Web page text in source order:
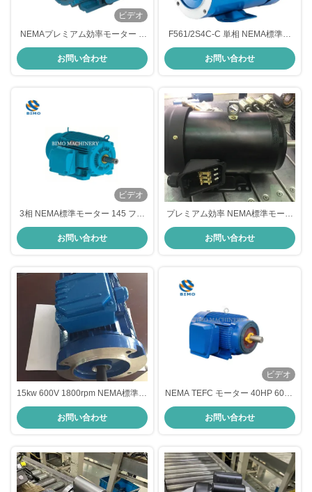
ビデオ
NEMAプレミアム効率モーター 2
ポール 4ポール 6ポール 50HP AC
3相モーター
お問い合わせ
F561/2S4C-C 単相 NEMA標準モ
ーター 1/2HP 4P NEMA 56C 屋外
用モーター
お問い合わせ
ビデオ
3相 NEMA標準モーター 145 フレ
ーム ローリング 鉄 農用モーター
お問い合わせ
プレミアム効率 NEMA標準モータ
ー 1HP 2HP 3HP 5HP 3相インダ
クションモーター
お問い合わせ
15kw 600V 1800rpm NEMA標準モ
ーター 60Hz TEFC AC電動モータ
ー
お問い合わせ
ビデオ
NEMA TEFC モーター 40HP 600V
1800rpm 60Hz 326-T 電動交流モ
ーター 3相
お問い合わせ